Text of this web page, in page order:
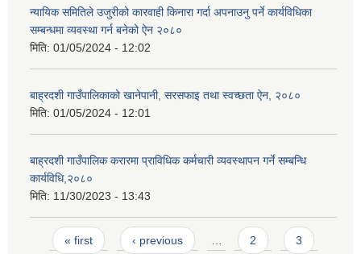
न्यायिक समितिले उजुरीको कारवाही किनारा गर्दा अपनाउनु पर्ने कार्यविधिका
सम्बन्धमा व्यवस्था गर्न बनेको ऐन २०८०
मिति: 01/05/2024 - 12:02
बाह्रदशी गाउँपालिकाको खानेपानी, सरसफाइ तथा स्वच्छता ऐन, २०८०
मिति: 01/05/2024 - 12:01
बाह्रदशी गाउँपालिक करारमा प्राविधिक कर्मचारी व्यवस्थापन गर्ने सम्बन्धि
कार्यविधि,२०८०
मिति: 11/30/2023 - 13:43
Pages
« first ‹ previous 2 3